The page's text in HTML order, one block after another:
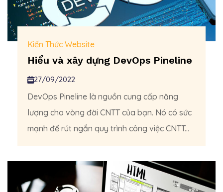
Kiến Thức Website
Hiểu và xây dựng DevOps Pineline
27/09/2022
DevOps Pineline là nguồn cung cấp năng
lượng cho vòng đời CNTT của bạn. Nó có sức
mạnh để rút ngắn quy trình công việc CNTT...